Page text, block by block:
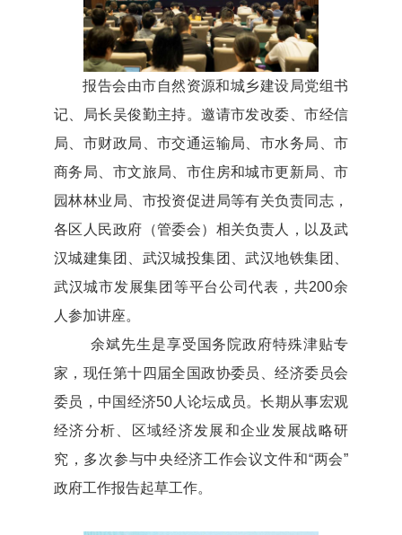
报告会由市自然资源和城乡建设局党组书
记、局长吴俊勤主持。邀请市发改委、市经信
局、市财政局、市交通运输局、市水务局、市
商务局、市文旅局、市住房和城市更新局、市
园林林业局、市投资促进局等有关负责同志，
各区人民政府（管委会）相关负责人，以及武
汉城建集团、武汉城投集团、武汉地铁集团、
武汉城市发展集团等平台公司代表，共200余
人参加讲座。
余斌先生是享受国务院政府特殊津贴专
家，现任第十四届全国政协委员、经济委员会
委员，中国经济50人论坛成员。长期从事宏观
经济分析、区域经济发展和企业发展战略研
究，多次参与中央经济工作会议文件和“两会”
政府工作报告起草工作。